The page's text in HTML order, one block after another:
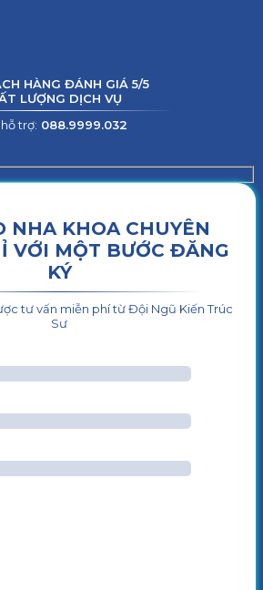
HÀNG ĐÁNH GIÁ 5/5
LƯỢNG DỊCH VỤ
trợ: 088.9999.032
NHA KHOA CHUYÊN
VỚI MỘT BƯỚC ĐĂNG
KÝ
tư vấn miễn phí từ Đội Ngũ Kiến Trúc
Sư